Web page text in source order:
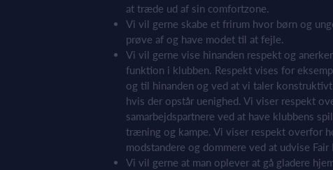
at træde ud af sin comfortzone.
Vi vil gerne skabe et frirum hvor børn og
prøve af og have modet til at fejle.
Vi vil gerne vise hinanden respekt og
funktion i klubben. Respekt vises for
og til hinanden og ved at vi taler
hvis der opstår uenighed. Vi viser respekt
samarbejdspartnere ved at have klubbens
træning og kampe. Vi viser respekt overfor
modstandere og dommere ved at udvise Fair
Vi vil gerne at man oplever at gå gladere